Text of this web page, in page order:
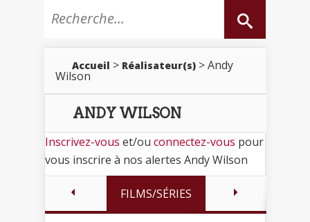
Accueil > Réalisateur(s) > Andy
Wilson
ANDY WILSON
Inscrivez-vous et/ou connectez-vous pour
vous inscrire à nos alertes Andy Wilson
FILMS/SÉRIES